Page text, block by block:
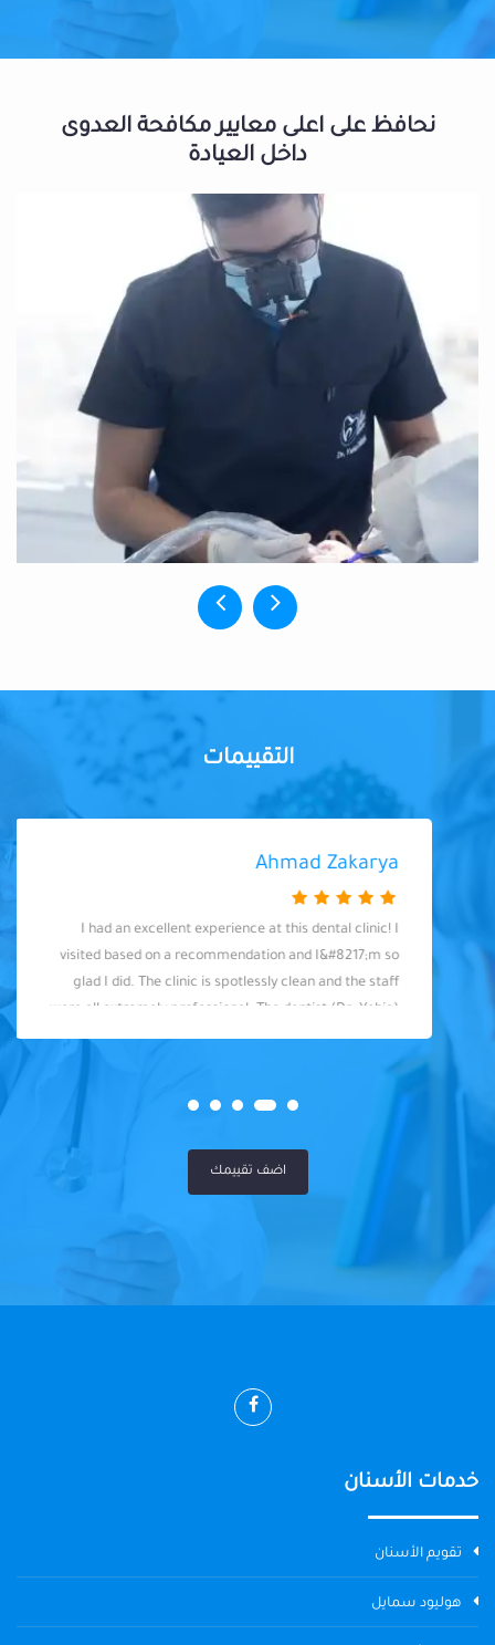
نحافظ على اعلى معايير مكافحة العدوى
داخل العيادة
التقييمات
Ahmad Zakarya
I had an excellent experience at this dental clinic! I
visited based on a recommendation and I&#8217;m so
glad I did. The clinic is spotlessly clean and the staff
were all extremely professional. The dentist (Dr. Yahia)
was fantastic - knowledgeable, skilled, and so friendly. I
felt well taken care of throughout my visit. Highly
اضف تقييمك
خدمات الأسنان
تقويم الأسنان
هوليود سمايل